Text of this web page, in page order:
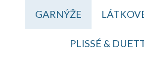
KoszykGARNÝŽE
PLISSÉ &